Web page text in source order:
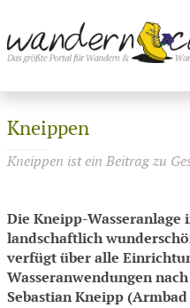
Kneippen
Kneippen ist ein Beitrag zu
Die Kneipp-
landschaftlich
verfügt über alle
Wasseranwendungen
Sebastian Kneipp